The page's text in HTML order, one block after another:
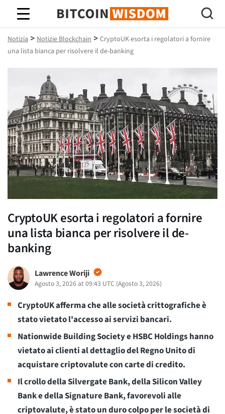
Saggezza Bitcoin
Notizia > Notizie Blockchain > CryptoUK esorta i regolatori a fornire
una lista bianca per risolvere il de-banking
CryptoUK esorta i regolatori a fornire
una lista bianca per risolvere il de-
banking
Lawrence Woriji
Agosto 3, 2026 at 09:43 UTC (Agosto 3, 2026)
CryptoUK afferma che alle società crittografiche è
stato vietato l'accesso ai servizi bancari.
Nationwide Building Society e HSBC Holdings hanno
vietato ai clienti al dettaglio del Regno Unito di
acquistare criptovalute con carte di credito.
Il crollo della Silvergate Bank, della Silicon Valley
Bank e della Signature Bank, favorevoli alle
criptovalute, è stato un duro colpo per le società di